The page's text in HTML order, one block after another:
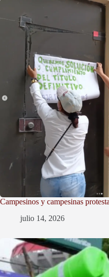
Campesinos y campesinas
julio 14, 2026